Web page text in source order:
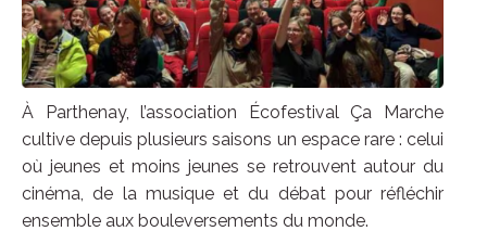
À Parthenay, l’association Écofestival Ça Marche
cultive depuis plusieurs saisons un espace rare : celui
où jeunes et moins jeunes se retrouvent autour du
cinéma, de la musique et du débat pour réfléchir
ensemble aux bouleversements du monde.